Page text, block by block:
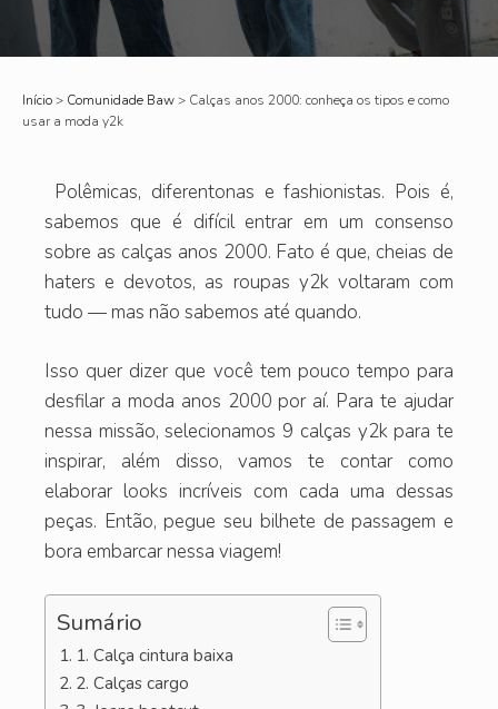
Início> Comunidade Baw> Calças anos 2000: conheça os tipos e como
usar a moda y2k
Polêmicas, diferentonas e fashionistas. Pois é,
sabemos que é difícil entrar em um consenso
sobre as calças anos 2000. Fato é que, cheias de
haters e devotos, as roupas y2k voltaram com
tudo — mas não sabemos até quando.
Isso quer dizer que você tem pouco tempo para
desfilar a moda anos 2000 por aí. Para te ajudar
nessa missão, selecionamos 9 calças y2k para te
inspirar, além disso, vamos te contar como
elaborar looks incríveis com cada uma dessas
peças. Então, pegue seu bilhete de passagem e
bora embarcar nessa viagem!
Sumário
1. Calça cintura baixa
2. Calças cargo